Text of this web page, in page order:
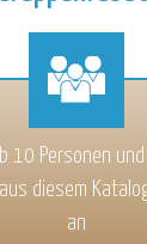
10 Personen
diesem
an